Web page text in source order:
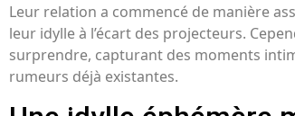
Leur relation a commencé de manière
leur idylle à l’écart des projecteurs.
surprendre, capturant des moments
rumeurs déjà existantes.